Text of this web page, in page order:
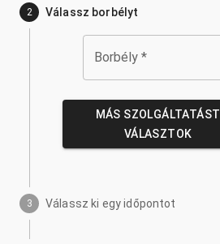
2 Válassz borbélyt
Borbély *
MÁS SZOLGÁLTATÁST
VÁLASZTOK
3 Válassz ki egy időpontot